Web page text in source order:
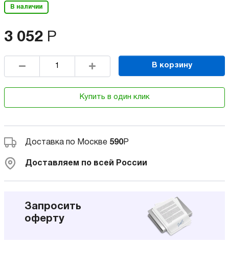
В наличии
3 052 Р
В корзину
Купить в один клик
Доставка по Москве 590Р
Доставляем по всей России
Запросить
оферту